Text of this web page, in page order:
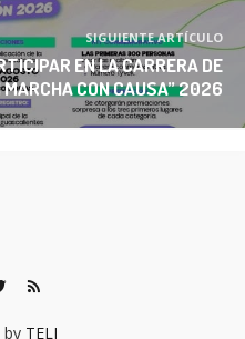
SIGUIENTE ARTÍCULO
EN LA CARRERA DE
CON CAUSA” 2026
by TELI